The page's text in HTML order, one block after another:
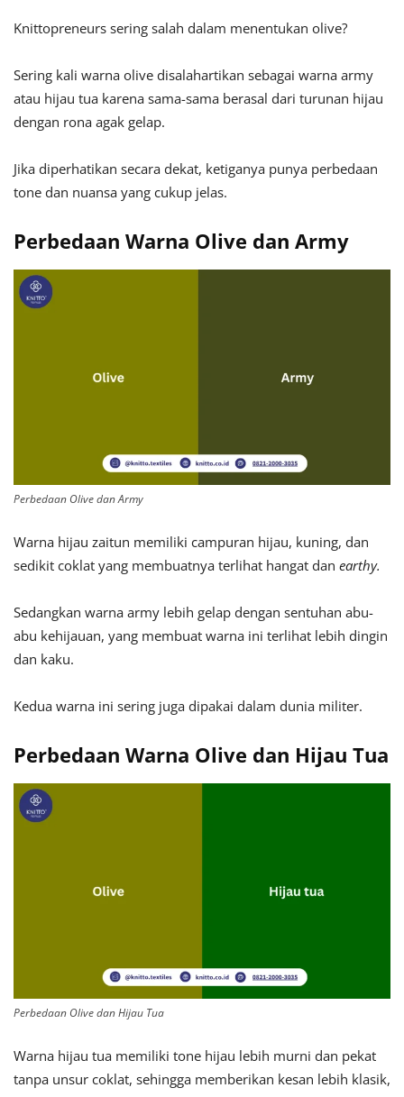
Knittopreneurs sering salah dalam menentukan olive?
Sering kali warna olive disalahartikan sebagai warna army
atau hijau tua karena sama-sama berasal dari turunan hijau
dengan rona agak gelap.
Jika diperhatikan secara dekat, ketiganya punya perbedaan
tone dan nuansa yang cukup jelas.
Perbedaan Warna Olive dan Army
Perbedaan Olive dan Army
Warna hijau zaitun memiliki campuran hijau, kuning, dan
sedikit coklat yang membuatnya terlihat hangat dan earthy.
Sedangkan warna army lebih gelap dengan sentuhan abu-
abu kehijauan, yang membuat warna ini terlihat lebih dingin
dan kaku.
Kedua warna ini sering juga dipakai dalam dunia militer.
Perbedaan Warna Olive dan Hijau Tua
Perbedaan Olive dan Hijau Tua
Warna hijau tua memiliki tone hijau lebih murni dan pekat
tanpa unsur coklat, sehingga memberikan kesan lebih klasik,